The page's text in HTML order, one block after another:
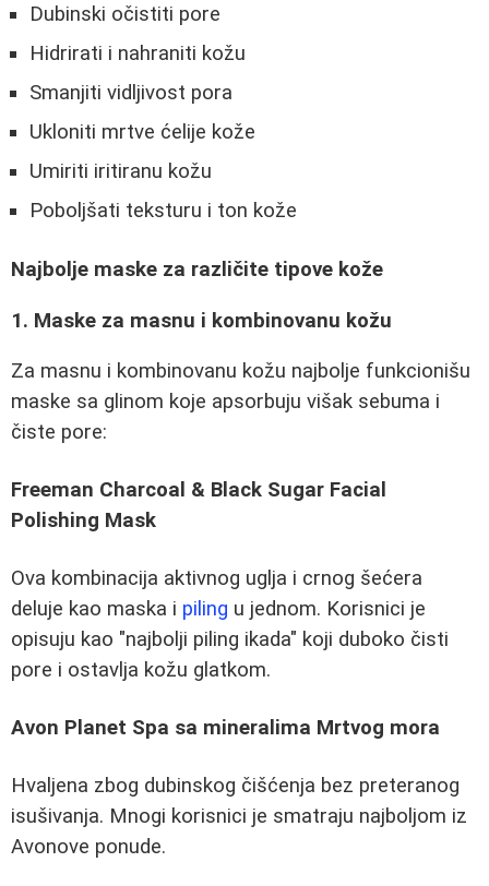
Dubinski očistiti pore
Hidrirati i nahraniti kožu
Smanjiti vidljivost pora
Ukloniti mrtve ćelije kože
Umiriti iritiranu kožu
Poboljšati teksturu i ton kože
Najbolje maske za različite tipove kože
1. Maske za masnu i kombinovanu kožu
Za masnu i kombinovanu kožu najbolje funkcionišu
maske sa glinom koje apsorbuju višak sebuma i
čiste pore:
Freeman Charcoal & Black Sugar Facial
Polishing Mask
Ova kombinacija aktivnog uglja i crnog šećera
deluje kao maska i piling u jednom. Korisnici je
opisuju kao "najbolji piling ikada" koji duboko čisti
pore i ostavlja kožu glatkom.
Avon Planet Spa sa mineralima Mrtvog mora
Hvaljena zbog dubinskog čišćenja bez preteranog
isušivanja. Mnogi korisnici je smatraju najboljom iz
Avonove ponude.